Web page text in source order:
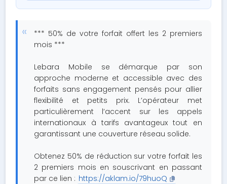
*** 50% de votre forfait offert les 2 premiers
mois ***
Lebara Mobile se démarque par son
approche moderne et accessible avec des
forfaits sans engagement pensés pour allier
flexibilité et petits prix. L’opérateur met
particulièrement l’accent sur les appels
internationaux à tarifs avantageux tout en
garantissant une couverture réseau solide.
Obtenez 50% de réduction sur votre forfait les
2 premiers mois en souscrivant en passant
par ce lien : https://aklam.io/79huoQ